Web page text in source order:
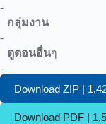
-
กลุ่มงาน
-
ดูตอนอื่นๆ
-
Download ZIP |
Download PDF |